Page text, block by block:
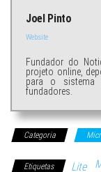
Joel Pinto
Website
Fundador do
projeto online,
para o sistema
fundadores.
Categoria
Etiquetas Lite